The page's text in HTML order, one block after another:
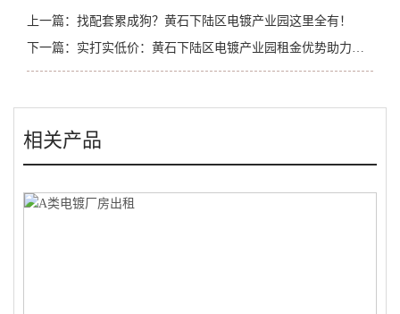
上一篇： 找配套累成狗？黄石下陆区电镀产业园这里全有！
下一篇： 实打实低价：黄石下陆区电镀产业园租金优势助力企业降本增效
相关产品